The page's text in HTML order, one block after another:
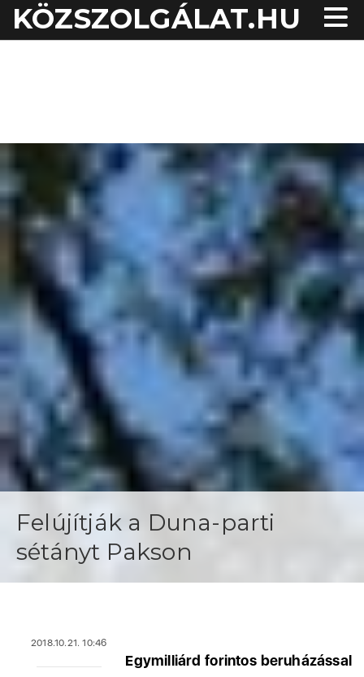
KÖZSZOLGÁLAT.HU
Felújítják a Duna-parti
sétányt Pakson
2018.10.21. 10:46
Egymilliárd forintos beruházással